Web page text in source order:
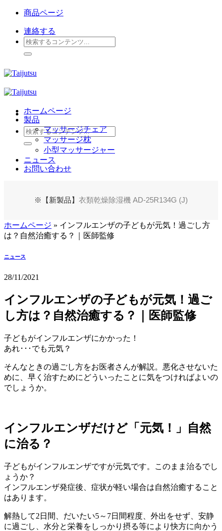
Skip
content
商品ページ
連絡する
検
索
象:
検
索
象:
ホームページ
製品
マッサージチェア
マッサージ枕
小型マッサージャー
ニュース
お問い合わせ
※【新製品】 衣類乾燥除湿機 AD-25R134G (J)
ホームページ » インフルエンザの子どもが元気！過ごし方
は？自然治癒する？｜医師監修
ニュース
28/11/2021
インフルエンザの子どもが元気！過ご
し方は？自然治癒する？｜医師監修
子どもがインフルエンザにかかった！
あれ･･･でも元気？
そんなときの過ごし方をお医者さんが解説。悪化させないた
めに、早く治すためにどういったことに気をつければよいの
でしょうか。
インフルエンザだけど「元気！」自然
に治る？
子どもがインフルエンザですが元気です。このまま治るでし
ょうか？
インフルエンザ発症後、症状が軽い場合は自然治癒すること
はあります。
解熱して2日間、だいたい5～7日間程度、外出をせず、安静
に過ごし、水分と栄養をしっかり摂る等により快方に向かう